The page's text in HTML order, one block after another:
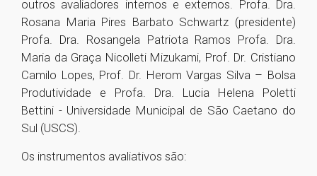
outros avaliadores internos e externos. Profa. Dra.
Rosana Maria Pires Barbato Schwartz (presidente)
Profa. Dra. Rosangela Patriota Ramos Profa. Dra.
Maria da Graça Nicolleti Mizukami, Prof. Dr. Cristiano
Camilo Lopes, Prof. Dr. Herom Vargas Silva – Bolsa
Produtividade e Profa. Dra. Lucia Helena Poletti
Bettini - Universidade Municipal de São Caetano do
Sul (USCS).
Os instrumentos avaliativos são: